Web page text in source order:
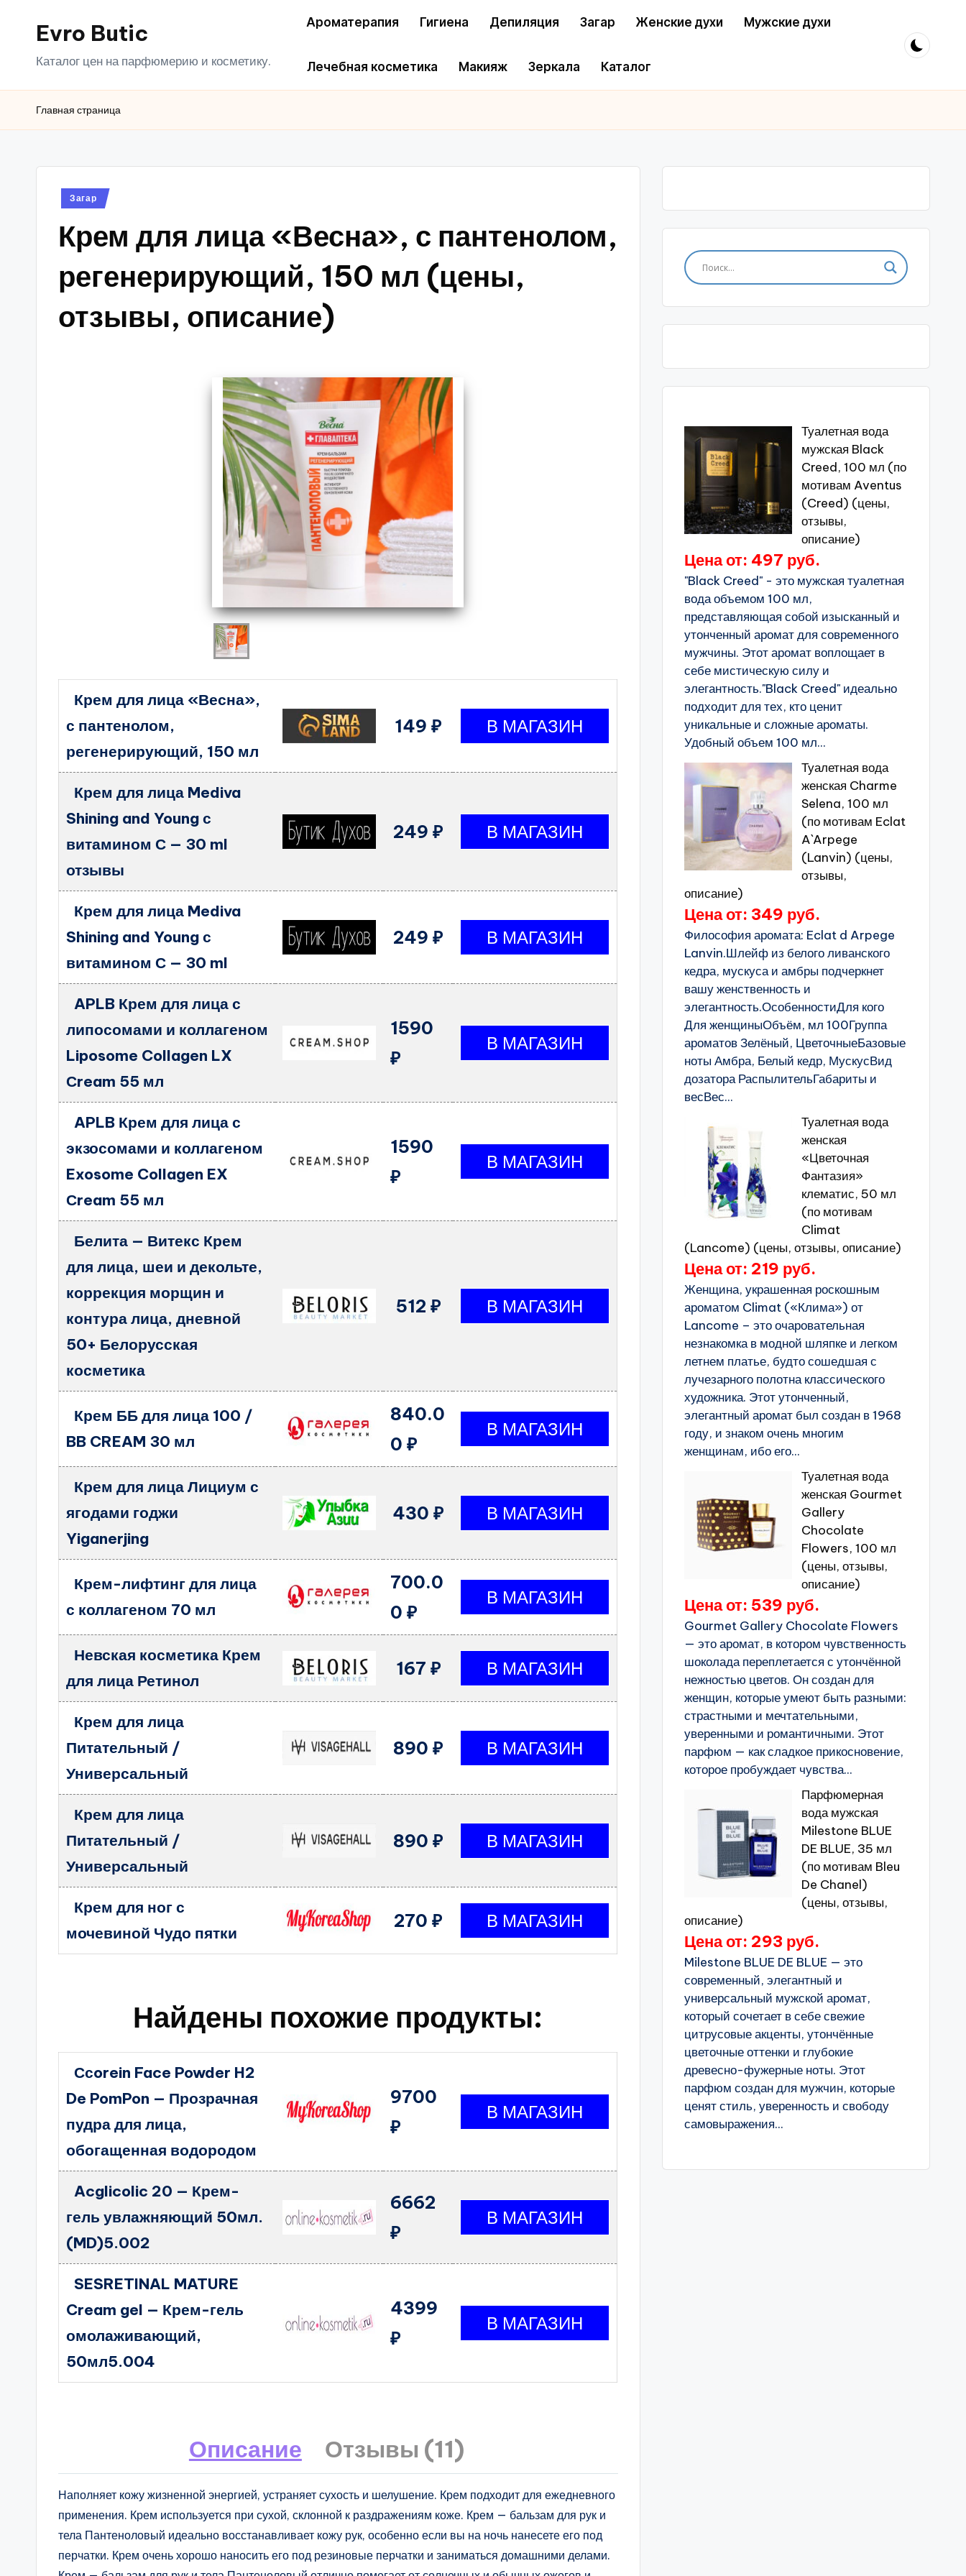
ПерейтиEvro Butic
Каталог цен на парфюмерию и косметику.
Ароматерапия Гигиена Депиляция Загар Женские духи Мужские духи
Лечебная косметика Макияж Зеркала Каталог
Главная страница
Опубликовано
Загар
Крем для лица «Весна», с пантенолом,
регенерирующий, 150 мл (цены,
отзывы, описание)
Крем для лица «Весна»,
с пантенолом,
регенерирующий, 150 мл
149 ₽
Крем для лица Mediva
Shining and Young с
витамином С — 30 ml
отзывы
249 ₽
Крем для лица Mediva
Shining and Young с
витамином С — 30 ml
249 ₽
APLB Крем для лица с
липосомами и коллагеном
Liposome Collagen LX
Сream 55 мл
1590
₽
APLB Крем для лица с
экзосомами и коллагеном
Exosome Collagen EX
Сream 55 мл
1590
₽
Белита — Витекс Крем
для лица, шеи и декольте,
коррекция морщин и
контура лица, дневной
50+ Белорусская
косметика
512 ₽
Крем ББ для лица 100 /
BB CREAM 30 мл
840.0
0 ₽
Крем для лица Лициум с
ягодами годжи
Yiganerjing
430 ₽
Крем-лифтинг для лица
с коллагеном 70 мл
700.0
0 ₽
Невская косметика Крем
для лица Ретинол
167 ₽
Крем для лица
Питательный /
Универсальный
890 ₽
Крем для лица
Питательный /
Универсальный
890 ₽
Крем для ног с
мочевиной Чудо пятки
270 ₽
Найдены похожие продукты:
Ссorein Face Powder H2
De PomPon — Прозрачная
пудра для лица,
обогащенная водородом
9700
₽
Acglicolic 20 — Крем-
гель увлажняющий 50мл.
(MD)5.002
6662
₽
SESRETINAL MATURE
Cream gel — Крем-гель
омолаживающий,
50мл5.004
4399
₽
Описание Отзывы (11)
Наполняет кожу жизненной энергией, устраняет сухость и шелушение. Крем подходит для ежедневного
применения. Крем используется при сухой, склонной к раздражениям коже. Крем — бальзам для рук и
тела Пантеноловый идеально восстанавливает кожу рук, особенно если вы на ночь нанесете его под
перчатки. Крем очень хорошо наносить его под резиновые перчатки и заниматься домашними делами.
Туалетная вода
мужская Black
Creed, 100 мл (по
мотивам Aventus
(Creed) (цены,
отзывы,
описание)
Цена от: 497 руб.
"Black Creed" - это мужская туалетная
вода объемом 100 мл,
представляющая собой изысканный и
утонченный аромат для современного
мужчины. Этот аромат воплощает в
себе мистическую силу и
элегантность."Black Creed" идеально
подходит для тех, кто ценит
уникальные и сложные ароматы.
Удобный объем 100 мл...
Туалетная вода
женская Charme
Selena, 100 мл
(по мотивам Eclat
A`Arpege
(Lanvin) (цены,
отзывы,
описание)
Цена от: 349 руб.
Философия аромата: Eclat d Arpege
Lanvin.Шлейф из белого ливанского
кедра, мускуса и амбры подчеркнет
вашу женственность и
элегантность.ОсобенностиДля кого
Для женщиныОбъём, мл 100Группа
ароматов Зелёный, ЦветочныеБазовые
ноты Амбра, Белый кедр, МускусВид
дозатора РаспылительГабариты и
весВес...
Туалетная вода
женская
«Цветочная
Фантазия»
клематис, 50 мл
(по мотивам
Climat
(Lancome) (цены, отзывы, описание)
Цена от: 219 руб.
Женщина, украшенная роскошным
ароматом Climat («Клима») от
Lancome – это очаровательная
незнакомка в модной шляпке и легком
летнем платье, будто сошедшая с
лучезарного полотна классического
художника. Этот утонченный,
элегантный аромат был создан в 1968
году, и знаком очень многим
женщинам, ибо его...
Туалетная вода
женская Gourmet
Gallery
Chocolate
Flowers, 100 мл
(цены, отзывы,
описание)
Цена от: 539 руб.
Gourmet Gallery Chocolate Flowers
— это аромат, в котором чувственность
шоколада переплетается с утончённой
нежностью цветов. Он создан для
женщин, которые умеют быть разными:
страстными и мечтательными,
уверенными и романтичными. Этот
парфюм — как сладкое прикосновение,
которое пробуждает чувства...
Парфюмерная
вода мужская
Milestone BLUE
DE BLUE, 35 мл
(по мотивам Bleu
De Chanel)
(цены, отзывы,
описание)
Цена от: 293 руб.
Milestone BLUE DE BLUE — это
современный, элегантный и
универсальный мужской аромат,
который сочетает в себе свежие
цитрусовые акценты, утончённые
цветочные оттенки и глубокие
древесно-фужерные ноты. Этот
парфюм создан для мужчин, которые
ценят стиль, уверенность и свободу
самовыражения...